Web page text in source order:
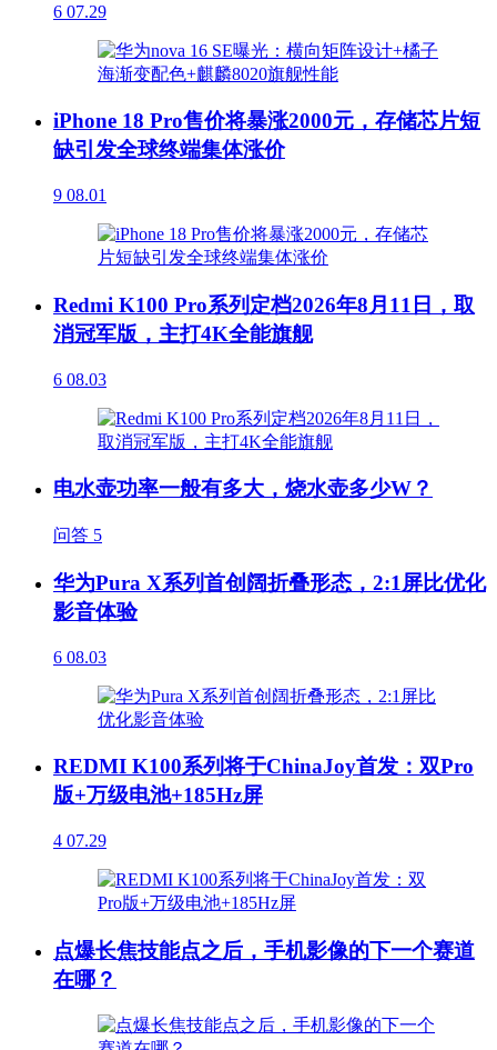
6 07.29
iPhone 18 Pro售价将暴涨2000元，存储芯片短
缺引发全球终端集体涨价
9 08.01
Redmi K100 Pro系列定档2026年8月11日，取
消冠军版，主打4K全能旗舰
6 08.03
电水壶功率一般有多大，烧水壶多少W？
问答 5
华为Pura X系列首创阔折叠形态，2:1屏比优化
影音体验
6 08.03
REDMI K100系列将于ChinaJoy首发：双Pro
版+万级电池+185Hz屏
4 07.29
点爆长焦技能点之后，手机影像的下一个赛道
在哪？